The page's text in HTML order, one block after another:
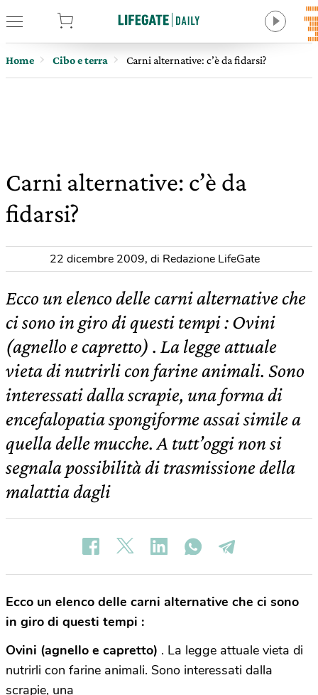
Home Cibo e terra Carni alternative: c’è da fidarsi?
Carni alternative: c’è da
fidarsi?
22 dicembre 2009, di Redazione LifeGate
Ecco un elenco delle carni alternative che
ci sono in giro di questi tempi : Ovini
(agnello e capretto) . La legge attuale
vieta di nutrirli con farine animali. Sono
interessati dalla scrapie, una forma di
encefalopatia spongiforme assai simile a
quella delle mucche. A tutt’oggi non si
segnala possibilità di trasmissione della
malattia dagli
Ecco un elenco delle carni alternative che ci sono
in giro di questi tempi :
Ovini (agnello e capretto) . La legge attuale vieta di
nutrirli con farine animali. Sono interessati dalla
scrapie, una